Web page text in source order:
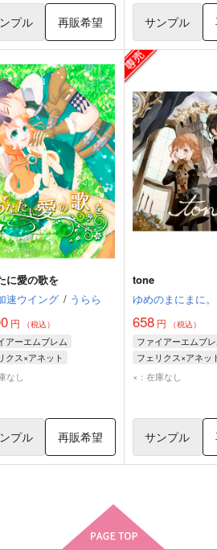
プル 再販希望 サンプル
に愛の歌を
速ウイング / うらら
円 （税込）
アーエムブレム
クス×アネット
クス
なし
プル 再販希望
tone
ゆめのまにまに。
658円 （税込）
ファイアーエムブ
フェリクス×アネッ
フェリクス
×：在庫なし
サンプル